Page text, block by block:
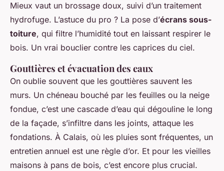
Mieux vaut un brossage doux, suivi d’un traitement
hydrofuge. L’astuce du pro ? La pose d’écrans sous-
toiture, qui filtre l’humidité tout en laissant respirer le
bois. Un vrai bouclier contre les caprices du ciel.
Gouttières et évacuation des eaux
On oublie souvent que les gouttières sauvent les
murs. Un chéneau bouché par les feuilles ou la neige
fondue, c’est une cascade d’eau qui dégouline le long
de la façade, s’infiltre dans les joints, attaque les
fondations. À Calais, où les pluies sont fréquentes, un
entretien annuel est une règle d’or. Et pour les vieilles
maisons à pans de bois, c’est encore plus crucial.